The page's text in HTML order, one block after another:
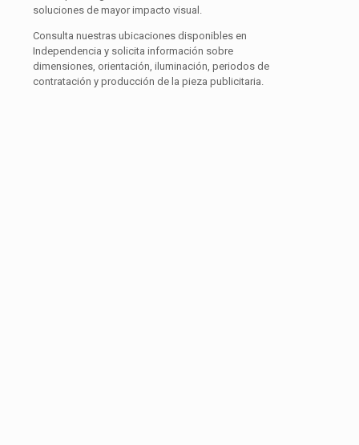
soluciones de mayor impacto visual.
Consulta nuestras ubicaciones disponibles en
Independencia y solicita información sobre
dimensiones, orientación, iluminación, periodos de
contratación y producción de la pieza publicitaria.